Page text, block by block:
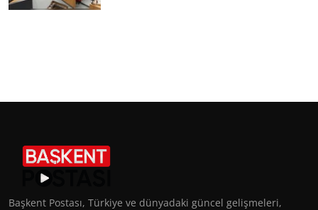
Başkent Postası, Türkiye ve dünyadaki güncel gelişmeleri,